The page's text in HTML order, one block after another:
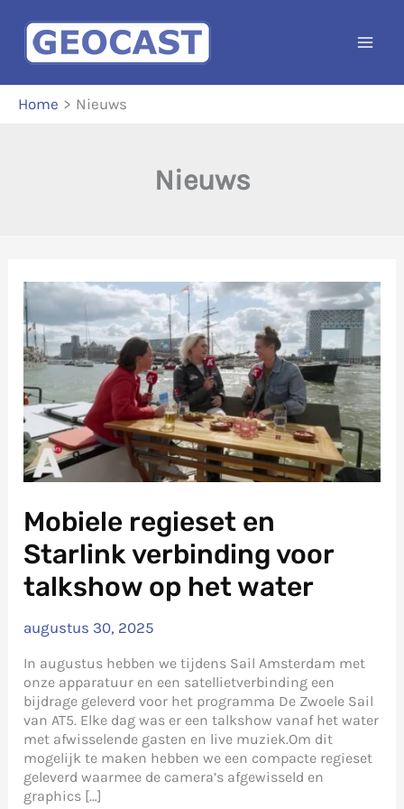
naar
inhoud
Home Nieuws
Nieuws
Mobiele regieset en
Starlink verbinding voor
talkshow op het water
augustus 30, 2025
In augustus hebben we tijdens Sail Amsterdam met
onze apparatuur en een satellietverbinding een
bijdrage geleverd voor het programma De Zwoele Sail
van AT5. Elke dag was er een talkshow vanaf het water
met afwisselende gasten en live muziek.Om dit
mogelijk te maken hebben we een compacte regieset
geleverd waarmee de camera’s afgewisseld en
graphics […]